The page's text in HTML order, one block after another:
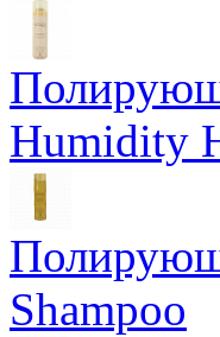
Humidity
Shampoo